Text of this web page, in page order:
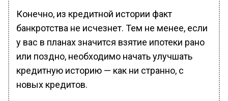
Конечно, из кредитной истории факт
банкротства не исчезнет. Тем не менее, если
у вас в планах значится взятие ипотеки рано
или поздно, необходимо начать улучшать
кредитную историю — как ни странно, с
новых кредитов.